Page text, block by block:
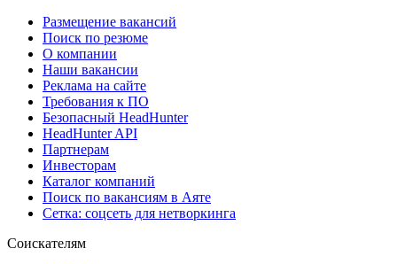
Размещение вакансий
Поиск по резюме
О компании
Наши вакансии
Реклама на сайте
Требования к ПО
Безопасный HeadHunter
HeadHunter API
Партнерам
Инвесторам
Каталог компаний
Поиск по вакансиям в Аяте
Сетка: соцсеть для нетворкинга
Соискателям